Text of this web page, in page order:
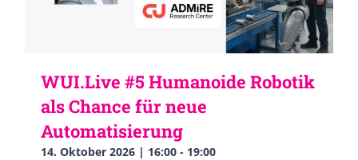
WUI.Live #5 Humanoide Robotik
als Chance für neue
Automatisierung
14. Oktober 2026 | 16:00 - 19:00